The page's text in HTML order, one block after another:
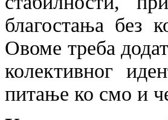
благостања без
Овоме треба
колективног
питање ко смо и